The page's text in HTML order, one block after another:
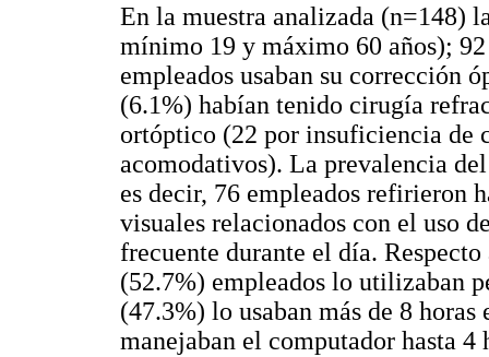
En la muestra analizada (n=148)
mínimo 19 y máximo 60 años);
empleados usaban su corrección
(6.1%) habían tenido cirugía
ortóptico (22 por insuficiencia de
acomodativos). La prevalencia
es decir, 76 empleados refirieron
visuales relacionados con el uso
frecuente durante el día.
(52.7%) empleados lo utilizaban
(47.3%) lo usaban más de 8
manejaban el computador hasta